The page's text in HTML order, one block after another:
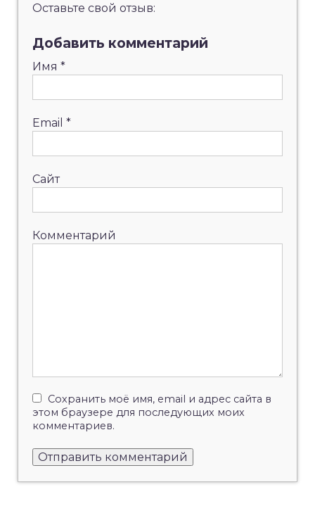
Оставьте свой отзыв:
Добавить комментарий
Имя *
Email *
Сайт
Комментарий
Сохранить моё имя, email и адрес сайта в
этом браузере для последующих моих
комментариев.